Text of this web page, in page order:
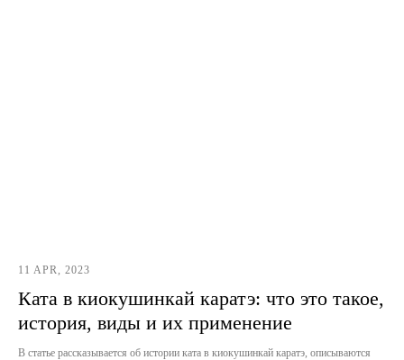
11 APR, 2023
Ката в киокушинкай каратэ: что это такое,
история, виды и их применение
В статье рассказывается об истории ката в киокушинкай каратэ, описываются